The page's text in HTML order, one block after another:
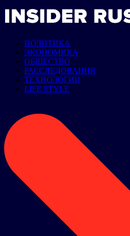
ПОЛИТИКА
ЭКОНОМИКА
ОБЩЕСТВО
РАССЛЕДОВАНИЯ
ТЕХНОЛОГИИ
LIFE STYLE